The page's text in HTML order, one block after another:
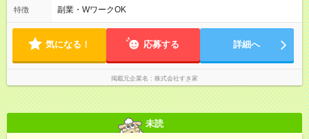
す。 必ず、2名以上での勤務を行いますので、安心して働けま
す。
特徴 副業・WワークOK
気になる！ 応募する 詳細へ
掲載元企業名 株式会社すき家
未読